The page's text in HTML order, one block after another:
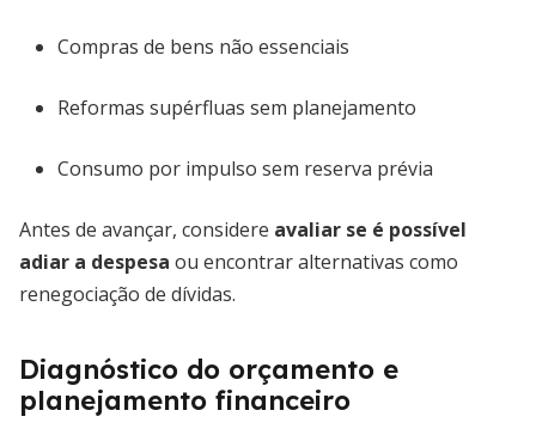
Compras de bens não essenciais
Reformas supérfluas sem planejamento
Consumo por impulso sem reserva prévia
Antes de avançar, considere avaliar se é possível
adiar a despesa ou encontrar alternativas como
renegociação de dívidas.
Diagnóstico do orçamento e
planejamento financeiro